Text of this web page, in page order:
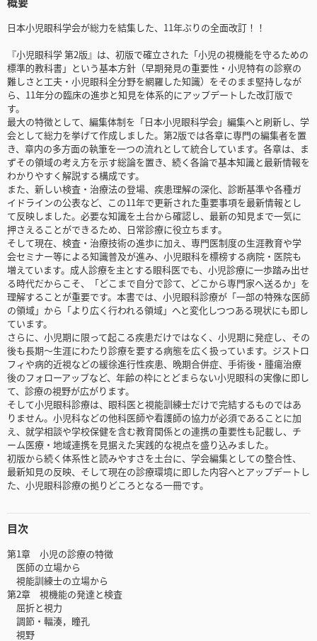
日本小児眼科学会が総力を結集した、11年ぶりの全面改訂！！
『小児眼科学 第2版』は、初版で確立された「小児の視機能を守るための
標準的教科書」という基本方針（早期発見の重要性・小児特有の診察の
難しさと工夫・小児眼科全分野を網羅した知識）をそのまま堅持しなが
ら、11年分の臨床の進歩と知見を体系的にアップデートした改訂版で
す。
最大の特徴として、編集体制を「日本小児眼科学会」編集へと刷新し、学
会として総力を挙げて作成しました。第2版では各章に専門の編集者を置
き、章内の多方面の執筆を一つの流れとして統合しています。各章は、ま
ずその領域の考え方を示す総論を置き、続く各論で基本知識と最新情報を
わかりやすく解説する構成です。
また、新しい検査・治療法の登場、疾患理解の深化、診断基準や各種ガ
イドラインの公表など、この11年で更新された重要事項を最新情報とし
て反映しました。必要な知識を土台から確認し、最新の知見まで一気に
押さえることができるため、日常診療に役立ちます。
そして現在、検査・治療技術の進歩に加え、専門医制度の生涯教育や学
会セミナー等による知識普及が進み、小児眼科を標榜する病院・医院も
増えています。成人診療を主とする眼科医でも、小児診療に一歩踏み出せ
る時代だからこそ、「どこまで自分で診て、どこから専門家へ送るか」を
理解することが重要です。本書では、小児眼科診療が「一部の特殊な医師
の領域」から「より広く行われる領域」へと変化しつつある現状にも即し
ています。
さらに、小児期に限って起こる疾患だけではなく、小児期に発症し、その
後も長期～生涯にわたり診療を要する病態を広く扱っています。ジストロ
フィや病的近視などの緩徐進行性疾患、晩期合併症、手術後・腫瘍治療
後のフォローアップなど、年齢の枠にとどまらない小児眼科の実像に即し
て、診療の視野が広がります。
そして小児眼科診療は、眼科医と視能訓練士だけで完結するものではあ
りません。小児科などの他科医師や看護師の協力が必須であることに加
え、就学相談や学校保健を含む教育関係との連携の重要性も記載し、チ
ーム医療・地域連携を見据えた実践的な視点を盛り込みました。
初版から続く体系性と読みやすさを土台に、学会編集としての整合性、
最新知見の反映、そして現在の診療環境に即した内容へとアップデートし
た、小児眼科診療の拠りどころとなる一冊です。
目次
第1章 小児の診療の特徴
医師の立場から
視能訓練士の立場から
第2章 視機能の発達と検査
屈折と視力
調節・輻湊，瞳孔
視野